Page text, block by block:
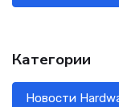
Категории
Новости